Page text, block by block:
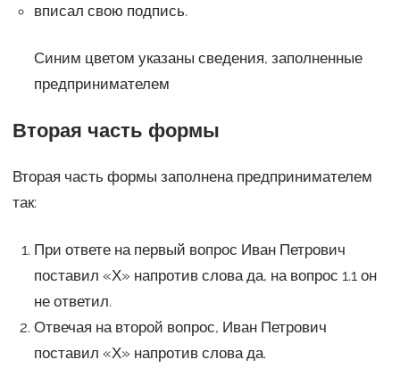
вписал свою подпись.
Синим цветом указаны сведения, заполненные
предпринимателем
Вторая часть формы
Вторая часть формы заполнена предпринимателем
так:
При ответе на первый вопрос Иван Петрович
поставил «Х» напротив слова да, на вопрос 1.1 он
не ответил.
Отвечая на второй вопрос, Иван Петрович
поставил «Х» напротив слова да.